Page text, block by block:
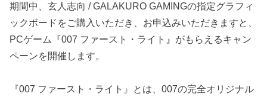
期間中、玄人志向 / GALAKURO GAMINGの指定グラフィ
ックボードをご購入いただき、お申込みいただきますと、
PCゲーム『007 ファースト・ライト』がもらえるキャン
ペーンを開催します。
『007 ファースト・ライト』とは、007の完全オリジナル